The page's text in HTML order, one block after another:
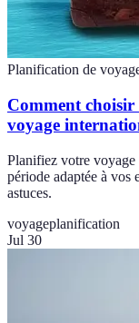
Planification de
Comment
voyage
Planifiez votre voyage
période adaptée à vos
astuces.
voyageplanification
Jul 30